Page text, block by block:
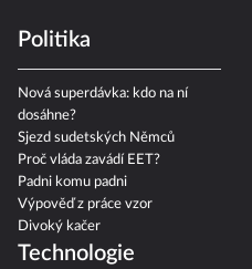
Politika
Nová superdávka: kdo na ní
dosáhne?
Sjezd sudetských Němců
Proč vláda zavádí EET?
Padni komu padni
Výpověď z práce vzor
Divoký kačer
Technologie